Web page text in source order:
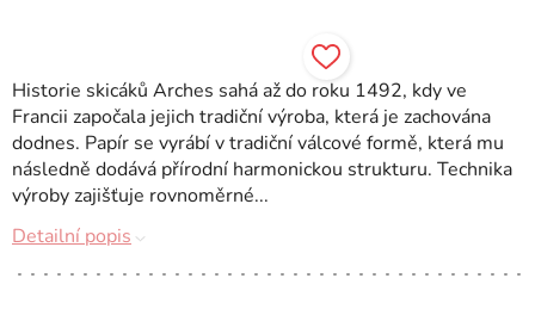
Historie skicáků Arches sahá až do roku 1492, kdy ve
Francii započala jejich tradiční výroba, která je zachována
dodnes. Papír se vyrábí v tradiční válcové formě, která mu
následně dodává přírodní harmonickou strukturu. Technika
výroby zajišťuje rovnoměrné...
Detailní popis